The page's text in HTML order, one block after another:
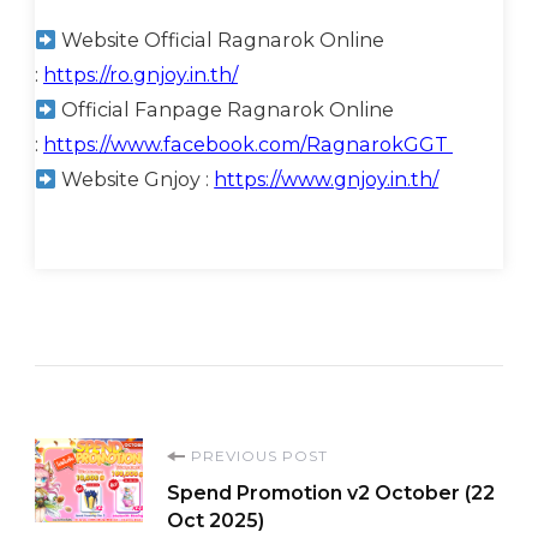
Website Official Ragnarok Online
: https://ro.gnjoy.in.th/
Official Fanpage Ragnarok Online
: https://www.facebook.com/RagnarokGGT
Website Gnjoy : https://www.gnjoy.in.th/
Post
Navigation
PREVIOUS POST
Spend Promotion v2 October (22
Oct 2025)